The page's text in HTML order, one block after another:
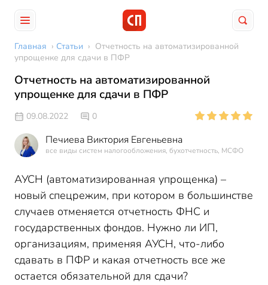
Главная › Статьи › Отчетность на автоматизированной
упрощенке для сдачи в ПФР
Отчетность на автоматизированной
упрощенке для сдачи в ПФР
09.08.2022 0
Печиева Виктория Евгеньевна
все виды систем налогообложения, бухотчетность, МСФО
АУСН (автоматизированная упрощенка) –
новый спецрежим, при котором в большинстве
случаев отменяется отчетность ФНС и
государственных фондов. Нужно ли ИП,
организациям, применяя АУСН, что-либо
сдавать в ПФР и какая отчетность все же
остается обязательной для сдачи?